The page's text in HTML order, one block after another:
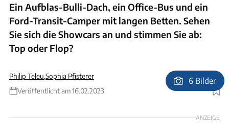
Ein Aufblas-Bulli-Dach, ein Office-Bus und ein
Ford-Transit-Camper mit langen Betten. Sehen
Sie sich die Showcars an und stimmen Sie ab:
Top oder Flop?
Philip Teleu,Sophia Pfisterer
Veröffentlicht am 16.02.2023
Foto: Sophia Pfisterer
6 Bilder
ANZEIGE